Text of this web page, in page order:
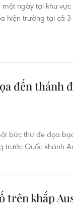
ngày tại khu
hiện trường tại cả
đến thánh
bức thư đe dọa
trước Quốc khánh
trên khắp